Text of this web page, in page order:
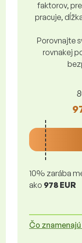
faktorov,
pracuje,
Porovnajte
rovnakej
10% zarába
ako 978 EUR
Čo